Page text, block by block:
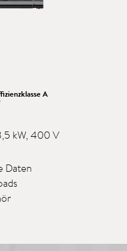
A
kW, 400 V
Daten